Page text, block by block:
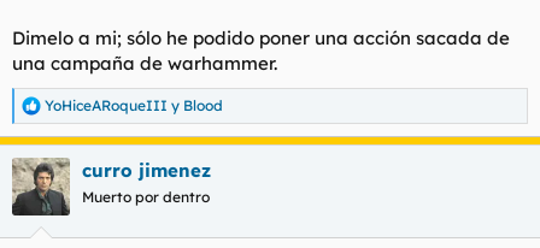
Dimelo a mi; sólo he podido poner una acción sacada de
una campaña de warhammer.
R
e
a
c
c
YoHiceARoqueIII y Blood
curro jimenez
Muerto por dentro